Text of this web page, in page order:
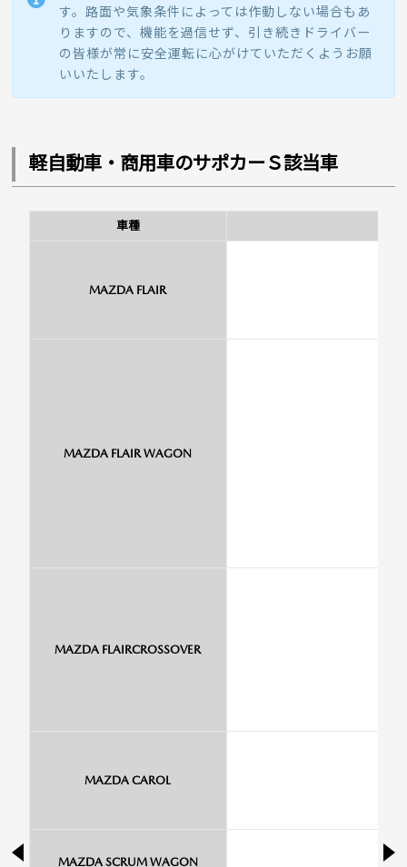
す。路面や気象条件によっては作動しない場合もあ
りますので、機能を過信せず、引き続きドライバー
の皆様が常に安全運転に心がけていただくようお願
いいたします。
軽自動車・商用車のサポカーＳ該当車
車種
MAZDA FLAIR
MAZDA FLAIR WAGON
MAZDA FLAIRCROSSOVER
MAZDA CAROL
MAZDA SCRUM WAGON